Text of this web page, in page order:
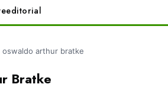
editorial
oswaldo arthur bratke
Bratke